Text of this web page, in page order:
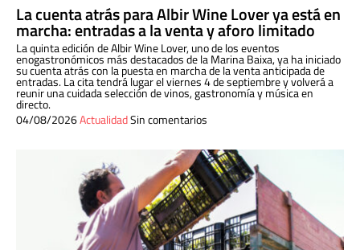
La cuenta atrás para Albir Wine Lover ya está en
marcha: entradas a la venta y aforo limitado
La quinta edición de Albir Wine Lover, uno de los eventos
enogastronómicos más destacados de la Marina Baixa, ya ha iniciado
su cuenta atrás con la puesta en marcha de la venta anticipada de
entradas. La cita tendrá lugar el viernes 4 de septiembre y volverá a
reunir una cuidada selección de vinos, gastronomía y música en
directo.
04/08/2026ActualidadSin comentarios